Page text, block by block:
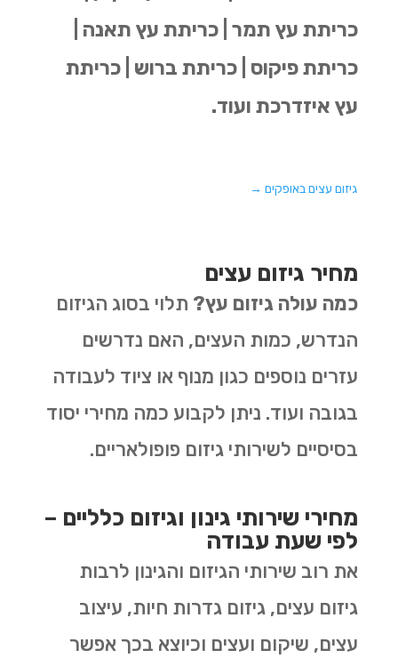
כריתת עץ תמר | כריתת עץ תאנה |
כריתת פיקוס | כריתת ברוש | כריתת
עץ איזדרכת ועוד.
גיזום עצים באופקים→
מחיר גיזום עצים
כמה עולה גיזום עץ? תלוי בסוג הגיזום
הנדרש, כמות העצים, האם נדרשים
עזרים נוספים כגון מנוף או ציוד לעבודה
בגובה ועוד. ניתן לקבוע כמה מחירי יסוד
בסיסיים לשירותי גיזום פופולאריים.
מחירי שירותי גינון וגיזום כלליים –
לפי שעת עבודה
את רוב שירותי הגיזום והגינון לרבות
גיזום עצים, גיזום גדרות חיות, עיצוב
עצים, שיקום ועצים וכיוצא בכך אפשר